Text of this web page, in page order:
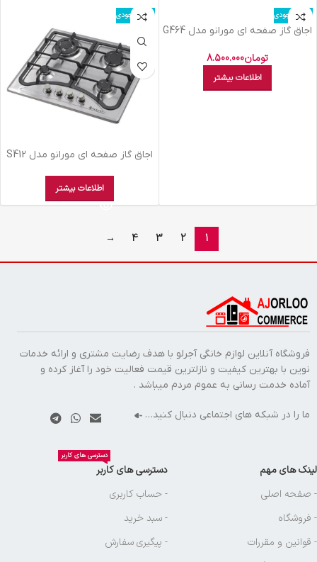
اتمام موجودی
اجاق گاز صفحه ای مورانو مدل G464
تومان8.500.000
اطلاعات بیشتر
اتمام موجودی
اجاق گاز صفحه ای مورانو مدل S412
اطلاعات بیشتر
1
2
3
4
→
فروشگاه آنلاین لوازم خانگی آجرلو با هدف رضایت مشتری و ارائه خدمات
نوین با بهترین کیفیت و نازلترین قیمت فعالیت خود را آغاز کرده و
آماده خدمت رسانی به عموم مردم میباشد .
ما را در شبکه های اجتماعی دنبال کنید…
لینک های مهم
- صفحه اصلی
- فروشگاه
- قوانین و مقررات
دسترسی های کاربر
دسترسی های کاربر
- حساب کاربری
- سبد خرید
- پیگیری سفارش